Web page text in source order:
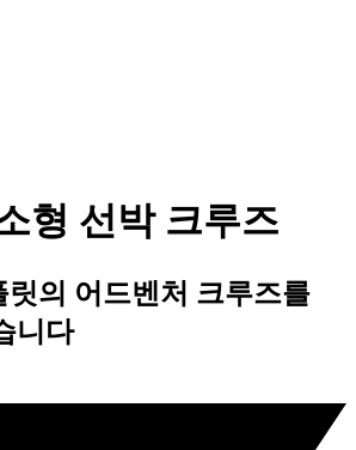
형 선박 크루즈
릿의 어드벤처 크루즈를
니다